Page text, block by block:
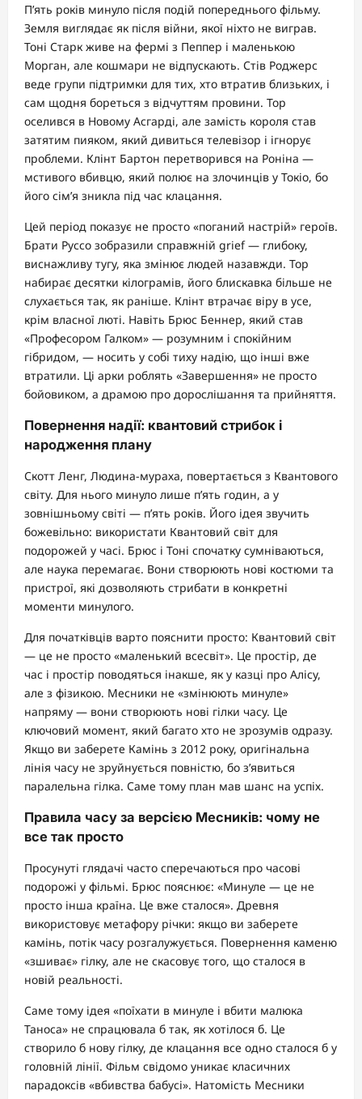
П’ять років минуло після подій попереднього фільму.
Земля виглядає як після війни, якої ніхто не виграв.
Тоні Старк живе на фермі з Пеппер і маленькою
Морган, але кошмари не відпускають. Стів Роджерс
веде групи підтримки для тих, хто втратив близьких, і
сам щодня бореться з відчуттям провини. Тор
оселився в Новому Асгарді, але замість короля став
затятим пияком, який дивиться телевізор і ігнорує
проблеми. Клінт Бартон перетворився на Роніна —
мстивого вбивцю, який полює на злочинців у Токіо, бо
його сім’я зникла під час клацання.
Цей період показує не просто «поганий настрій» героїв.
Брати Руссо зобразили справжній grief — глибоку,
виснажливу тугу, яка змінює людей назавжди. Тор
набирає десятки кілограмів, його блискавка більше не
слухається так, як раніше. Клінт втрачає віру в усе,
крім власної люті. Навіть Брюс Беннер, який став
«Професором Галком» — розумним і спокійним
гібридом, — носить у собі тиху надію, що інші вже
втратили. Ці арки роблять «Завершення» не просто
бойовиком, а драмою про дорослішання та прийняття.
Повернення надії: квантовий стрибок і
народження плану
Скотт Ленг, Людина-мураха, повертається з Квантового
світу. Для нього минуло лише п’ять годин, а у
зовнішньому світі — п’ять років. Його ідея звучить
божевільно: використати Квантовий світ для
подорожей у часі. Брюс і Тоні спочатку сумніваються,
але наука перемагає. Вони створюють нові костюми та
пристрої, які дозволяють стрибати в конкретні
моменти минулого.
Для початківців варто пояснити просто: Квантовий світ
— це не просто «маленький всесвіт». Це простір, де
час і простір поводяться інакше, як у казці про Алісу,
але з фізикою. Месники не «змінюють минуле»
напряму — вони створюють нові гілки часу. Це
ключовий момент, який багато хто не зрозумів одразу.
Якщо ви заберете Камінь з 2012 року, оригінальна
лінія часу не зруйнується повністю, бо з’явиться
паралельна гілка. Саме тому план мав шанс на успіх.
Правила часу за версією Месників: чому не
все так просто
Просунуті глядачі часто сперечаються про часові
подорожі у фільмі. Брюс пояснює: «Минуле — це не
просто інша країна. Це вже сталося». Древня
використовує метафору річки: якщо ви заберете
камінь, потік часу розгалужується. Повернення каменю
«зшиває» гілку, але не скасовує того, що сталося в
новій реальності.
Саме тому ідея «поїхати в минуле і вбити малюка
Таноса» не спрацювала б так, як хотілося б. Це
створило б нову гілку, де клацання все одно сталося б у
головній лінії. Фільм свідомо уникає класичних
парадоксів «вбивства бабусі». Натомість Месники